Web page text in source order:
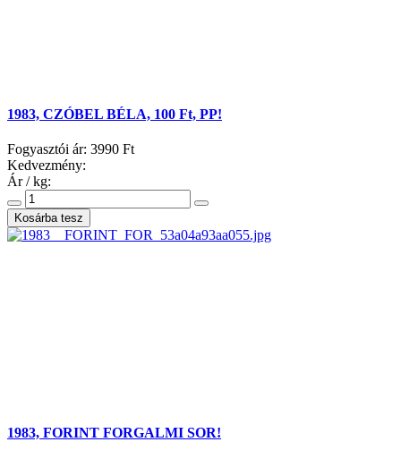
1983, CZÓBEL BÉLA, 100 Ft, PP!
Fogyasztói ár: 3990 Ft
Kedvezmény:
Ár / kg:
1983, FORINT FORGALMI SOR!